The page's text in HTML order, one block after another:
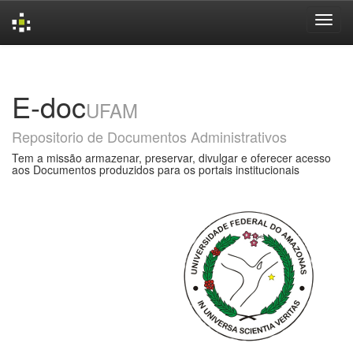
E-docUFAM
Repositorio de Documentos Administrativos
Tem a missão armazenar, preservar, divulgar e oferecer acesso
aos Documentos produzidos para os portais institucionais